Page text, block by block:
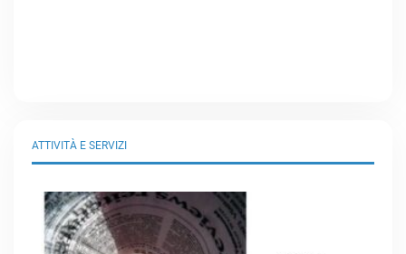
ATTIVITÀ E SERVIZI